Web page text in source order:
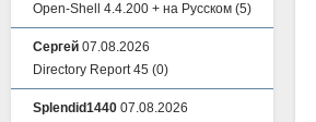
Open-Shell 4.4.200 + на Русском (5)
Сергей 07.08.2026
Directory Report 45 (0)
Splendid1440 07.08.2026